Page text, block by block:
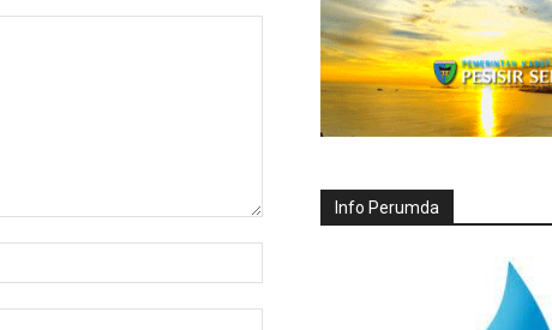
Info Perumda